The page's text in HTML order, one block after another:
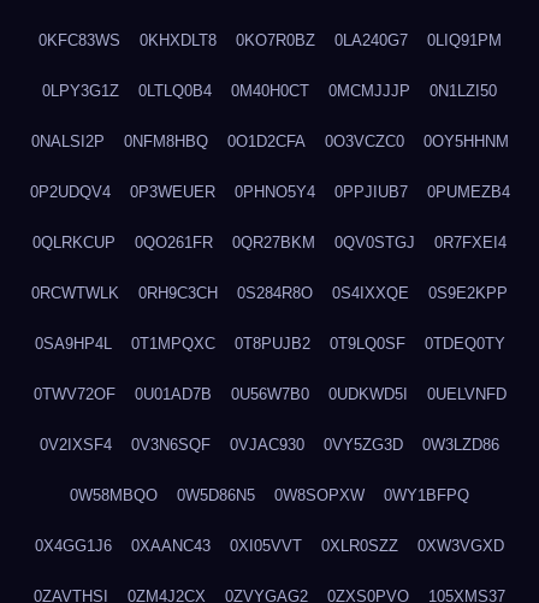
0KFC83WS 0KHXDLT8 0KO7R0BZ 0LA240G7 0LIQ91PM
0LPY3G1Z 0LTLQ0B4 0M40H0CT 0MCMJJJP 0N1LZI50
0NALSI2P 0NFM8HBQ 0O1D2CFA 0O3VCZC0 0OY5HHNM
0P2UDQV4 0P3WEUER 0PHNO5Y4 0PPJIUB7 0PUMEZB4
0QLRKCUP 0QO261FR 0QR27BKM 0QV0STGJ 0R7FXEI4
0RCWTWLK 0RH9C3CH 0S284R8O 0S4IXXQE 0S9E2KPP
0SA9HP4L 0T1MPQXC 0T8PUJB2 0T9LQ0SF 0TDEQ0TY
0TWV72OF 0U01AD7B 0U56W7B0 0UDKWD5I 0UELVNFD
0V2IXSF4 0V3N6SQF 0VJAC930 0VY5ZG3D 0W3LZD86
0W58MBQO 0W5D86N5 0W8SOPXW 0WY1BFPQ
0X4GG1J6 0XAANC43 0XI05VVT 0XLR0SZZ 0XW3VGXD
0ZAVTHSI 0ZM4J2CX 0ZVYGAG2 0ZXS0PVO 105XMS37